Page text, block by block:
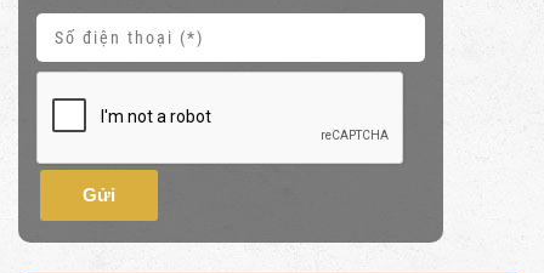
Gửi